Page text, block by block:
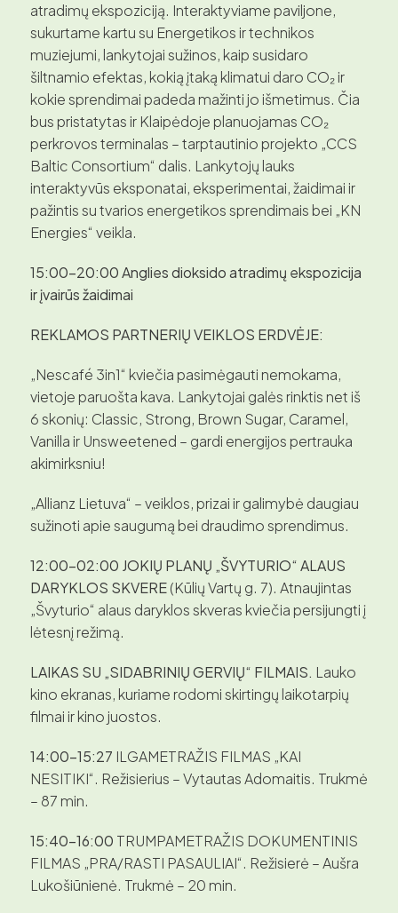
atradimų ekspoziciją. Interaktyviame paviljone,
sukurtame kartu su Energetikos ir technikos
muziejumi, lankytojai sužinos, kaip susidaro
šiltnamio efektas, kokią įtaką klimatui daro CO₂ ir
kokie sprendimai padeda mažinti jo išmetimus. Čia
bus pristatytas ir Klaipėdoje planuojamas CO₂
perkrovos terminalas – tarptautinio projekto „CCS
Baltic Consortium“ dalis. Lankytojų lauks
interaktyvūs eksponatai, eksperimentai, žaidimai ir
pažintis su tvarios energetikos sprendimais bei „KN
Energies“ veikla.
15:00–20:00Anglies dioksido atradimų ekspozicija
ir įvairūs žaidimai
REKLAMOS PARTNERIŲ VEIKLOS ERDVĖJE:
„Nescafé 3in1“ kviečia pasimėgauti nemokama,
vietoje paruošta kava. Lankytojai galės rinktis net iš
6 skonių: Classic, Strong, Brown Sugar, Caramel,
Vanilla ir Unsweetened – gardi energijos pertrauka
akimirksniu!
„Allianz Lietuva“ – veiklos, prizai ir galimybė daugiau
sužinoti apie saugumą bei draudimo sprendimus.
12:00–02:00 JOKIŲ PLANŲ „ŠVYTURIO“ ALAUS
DARYKLOS SKVERE(Kūlių Vartų g. 7). Atnaujintas
„Švyturio“ alaus daryklos skveras kviečia persijungti į
lėtesnį režimą.
LAIKAS SU „SIDABRINIŲ GERVIŲ“ FILMAIS. Lauko
kino ekranas, kuriame rodomi skirtingų laikotarpių
filmai ir kino juostos.
14:00–15:27 ILGAMETRAŽIS FILMAS „KAI
NESITIKI“. Režisierius – Vytautas Adomaitis. Trukmė
– 87 min.
15:40–16:00 TRUMPAMETRAŽIS DOKUMENTINIS
FILMAS „PRA/RASTI PASAULIAI“. Režisierė – Aušra
Lukošiūnienė. Trukmė – 20 min.